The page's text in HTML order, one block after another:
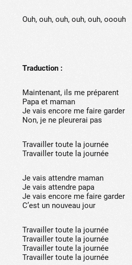
Ouh, ouh, ouh, ouh, ouh, ooouh
Traduction :
Maintenant, ils me préparent
Papa et maman
Je vais encore me faire garder
Non, je ne pleurerai pas
Travailler toute la journée
Travailler toute la journée
Je vais attendre maman
Je vais attendre papa
Je vais encore me faire garder
C’est un nouveau jour
Travailler toute la journée
Travailler toute la journée
Travailler toute la journée
Travailler toute la journée